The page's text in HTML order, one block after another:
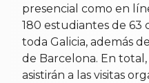
presencial como en
180 estudiantes de 63
toda Galicia, además
de Barcelona. En total,
asistirán a las visitas